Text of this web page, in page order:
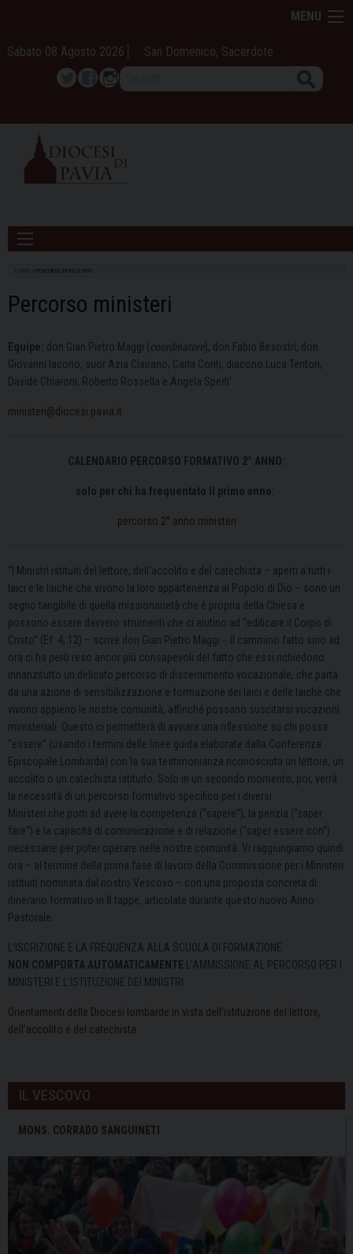
content
MENU
Sabato 08 Agosto 2026 San Domenico, Sacerdote
TwitterFacebook
Instagram
HOME PERCORSO MINISTERI
Percorso ministeri
Equipe: don Gian Pietro Maggi (coordinatore), don Fabio Besostri, don
Giovanni Iacono, suor Azia Ciairano, Carla Conti, diacono Luca Tentori,
Davide Chiaroni, Roberto Rossella e Angela Sperli’
ministeri@diocesi.pavia.it
CALENDARIO PERCORSO FORMATIVO 2° ANNO:
solo per chi ha frequentato il primo anno:
percorso 2° anno ministeri
“I Ministri istituiti del lettore, dell’accolito e del catechista – aperti a tutti i
laici e le laiche che vivono la loro appartenenza al Popolo di Dio – sono un
segno tangibile di quella missionarietà che è propria della Chiesa e
possono essere davvero strumenti che ci aiutino ad “edificare il Corpo di
Cristo” (Ef. 4, 12) – scrive don Gian Pietro Maggi -. Il cammino fatto sino ad
ora ci ha però reso ancor più consapevoli del fatto che essi richiedono
innanzitutto un delicato percorso di discernimento vocazionale, che parta
da una azione di sensibilizzazione e formazione dei laici e delle laiche che
vivono appieno le nostre comunità, affinché possano suscitarsi vocazioni
ministeriali. Questo ci permetterà di avviare una riflessione su chi possa
“essere” (usando i termini delle linee guida elaborate dalla Conferenza
Episcopale Lombarda) con la sua testimonianza riconosciuta un lettore, un
accolito o un catechista istituito. Solo in un secondo momento, poi, verrà
la necessità di un percorso formativo specifico per i diversi
Ministeri che porti ad avere la competenza (“sapere”), la perizia (“saper
fare”) e la capacità di comunicazione e di relazione (“saper essere con”)
necessarie per poter operare nelle nostre comunità. Vi raggiungiamo quindi
ora – al termine della prima fase di lavoro della Commissione per i Ministeri
istituiti nominata dal nostro Vescovo – con una proposta concreta di
itinerario formativo in 8 tappe, articolate durante questo nuovo Anno
Pastorale.
L’ISCRIZIONE E LA FREQUENZA ALLA SCUOLA DI FORMAZIONE
NON COMPORTA AUTOMATICAMENTE L’AMMISSIONE AL PERCORSO PER I
MINISTERI E L’ISTITUZIONE DEI MINISTRI.
Orientamenti delle Diocesi lombarde in vista dell’istituzione del lettore,
dell’accolito e del catechista
IL VESCOVO
MONS. CORRADO SANGUINETI